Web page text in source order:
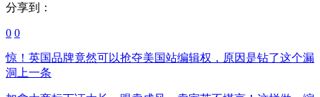
分享到：
0 0
惊！英国品牌竟然可以抢夺美国站编辑权，原因是钻了这个漏
洞 上一条